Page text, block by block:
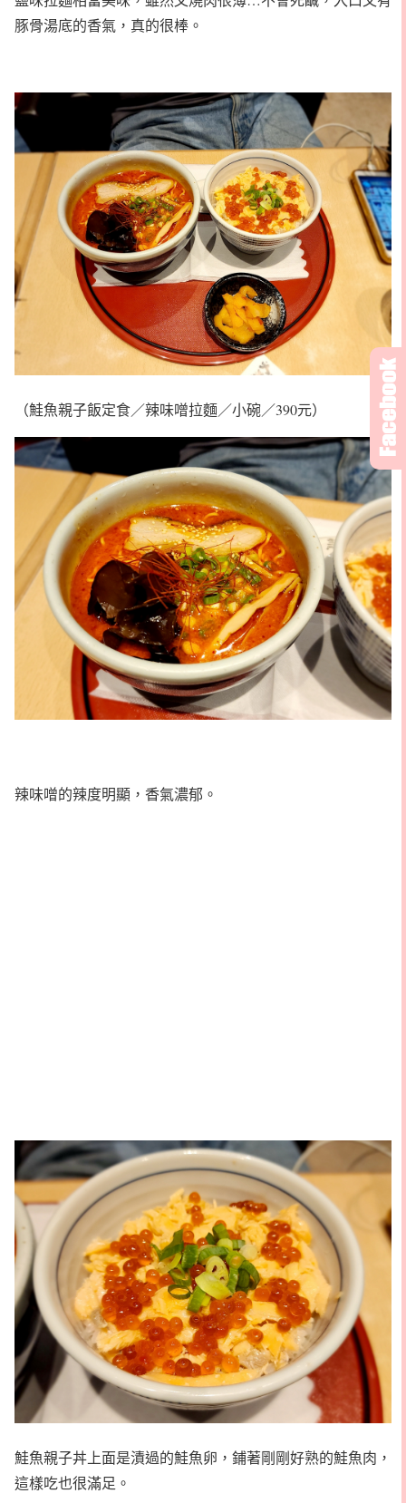
豚骨湯底的香氣，真的很棒。
（鮭魚親子飯定食／辣味噌拉麵／小碗／390元）
辣味噌的辣度明顯，香氣濃郁。
鮭魚親子丼上面是漬過的鮭魚卵，鋪著剛剛好熟的鮭魚肉，
這樣吃也很滿足。